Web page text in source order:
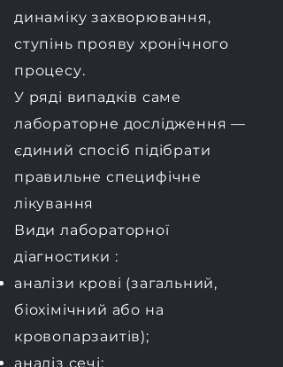
динаміку захворювання,
ступінь прояву хронічного
процесу.
У ряді випадків саме
лабораторне дослідження —
єдиний спосіб підібрати
правильне специфічне
лікування
Види лабораторної
діагностики :
аналізи крові (загальний,
біохімічний або на
кровопарзаитів);
аналіз сечі;